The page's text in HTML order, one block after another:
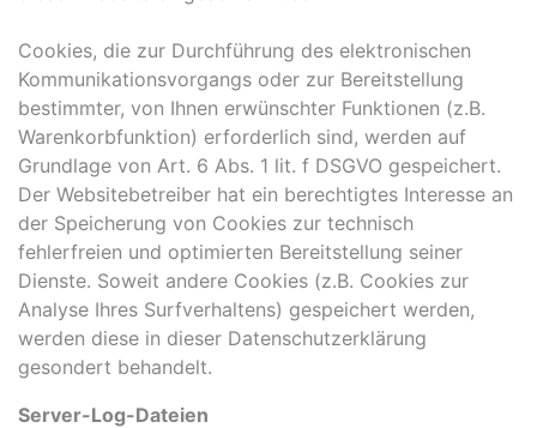
Cookies, die zur Durchführung des elektronischen
Kommunikationsvorgangs oder zur Bereitstellung
bestimmter, von Ihnen erwünschter Funktionen (z.B.
Warenkorbfunktion) erforderlich sind, werden auf
Grundlage von Art. 6 Abs. 1 lit. f DSGVO gespeichert.
Der Websitebetreiber hat ein berechtigtes Interesse an
der Speicherung von Cookies zur technisch
fehlerfreien und optimierten Bereitstellung seiner
Dienste. Soweit andere Cookies (z.B. Cookies zur
Analyse Ihres Surfverhaltens) gespeichert werden,
werden diese in dieser Datenschutzerklärung
gesondert behandelt.
Server-Log-Dateien